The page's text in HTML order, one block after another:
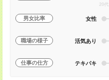
20代
男女比率 女性
職場の様子 活気あり
仕事の仕方 テキパキ